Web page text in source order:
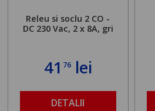
Releu si soclu 2 CO -
DC 230 Vac, 2 x 8A, gri
41 76lei
DETALII